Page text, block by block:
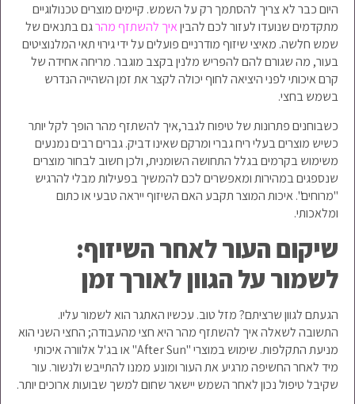
היום כבר לא צריך להסתמך רק על השמש. קיימים מוצרים טכנולוגיים
מתקדמים שנועדו לעזור לכם להביןאיך להשתזף מהרגם בתנאים של
שמש חלשה. מאיצי שיזוף מודרניים פועלים על ידי גירוי תאי המלנוציטים
בעור, מה שגורם להם להפריש מלנין בקצב מוגבר. מריחה אחידה של
קרם איכותי לפני היציאה לחוף יכולה לקצר את זמן השהייה הנדרש
בשמש בחצי.
כשבוחנים פתרונות של טיפוח לגבר,איך להשתזף מהר הופך לקל יותר
כשיש מוצרים בעלי ריח גברי ומרקם שאינו דביק. גברים רבים נמנעים
משימוש בקרמים בגלל התחושה השומנית, ולכן חשוב לבחור מוצרים
שנספגים במהירות ומאפשרים לכם להמשיך בפעילות מבלי להרגיש
"מרוחים". איכות המוצר תקבע האם השיזוף ייראה טבעי או כתום
ומלאכותי.
שיקום העור לאחר השיזוף:
לשמור על הגוון לאורך זמן
הגעתם לגוון שרציתם? מזל טוב. עכשיו האתגר הוא לשמור עליו.
התשובה לשאלה איך להשתזף מהר היא חצי מהעבודה; החצי השני הוא
מניעת התקלפות. שימוש במוצרי "After Sun" או בג'ל אלוורה איכותי
מיד לאחר החשיפה מרגיע את העור ומונע ממנו להתייבש ולנשור. עור
שקיבל טיפול נכון לאחר השמש יישאר שחום למשך שבועות ארוכים יותר.